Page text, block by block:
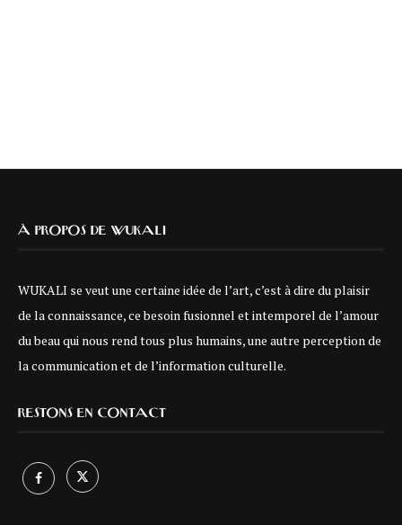
À PROPOS DE WUKALI
WUKALI se veut une certaine idée de l’art, c’est à dire du plaisir
de la connaissance, ce besoin fusionnel et intemporel de l’amour
du beau qui nous rend tous plus humains, une autre perception de
la communication et de l’information culturelle.
RESTONS EN CONTACT